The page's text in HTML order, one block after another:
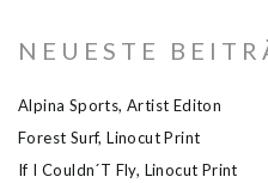
NEUESTE
Alpina Sports, Artist Editon
Forest Surf, Linocut Print
If I Couldn´t Fly, Linocut Print